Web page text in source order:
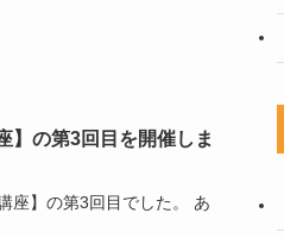
】の第3回目を開催しま
座】の第3回目でした。 あ